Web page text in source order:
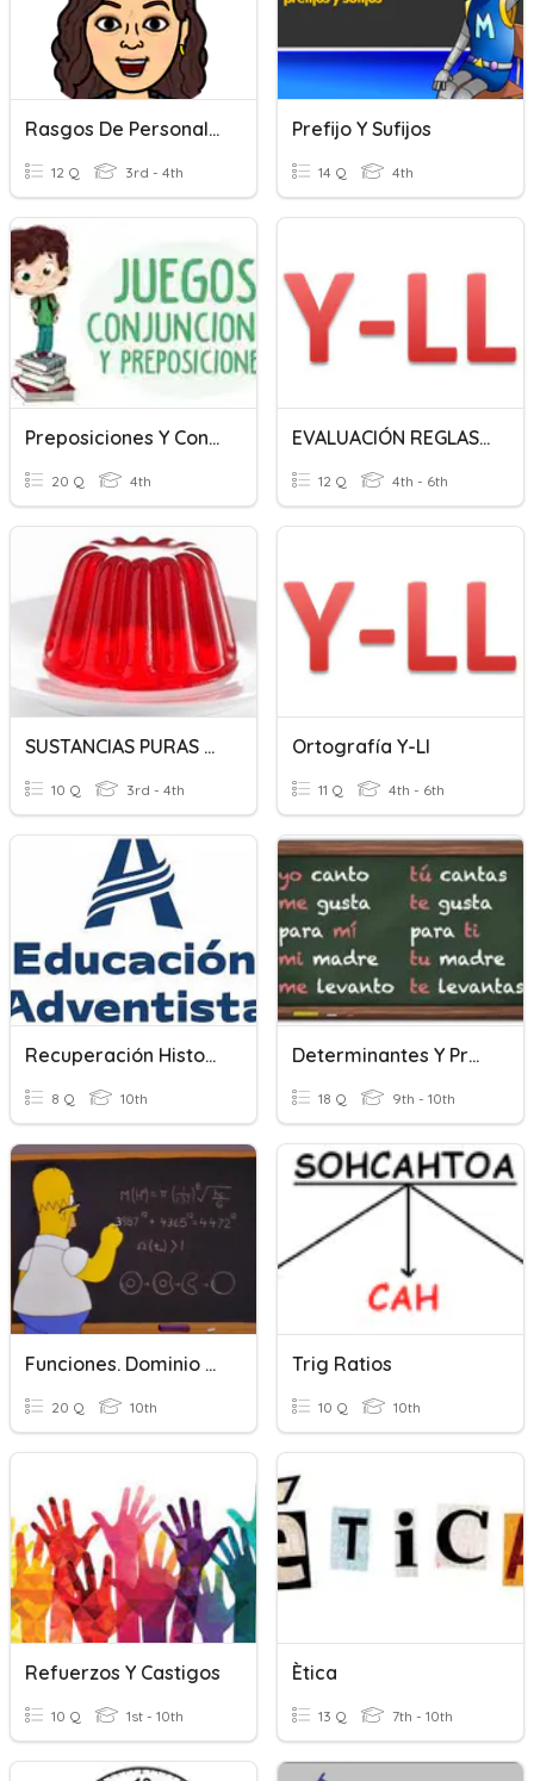
Rasgos De Personalidad
12 Q 3rd - 4th
Prefijo Y Sufijos
14 Q 4th
Preposiciones Y Conjunciones
20 Q 4th
EVALUACIÓN REGLAS DE LA LL Y Y
12 Q 4th - 6th
SUSTANCIAS PURAS Y MEZCLAS
10 Q 3rd - 4th
Ortografía Y-Ll
11 Q 4th - 6th
Recuperación Historia 1ro BGU
8 Q 10th
Determinantes Y Pronombres
18 Q 9th - 10th
Funciones. Dominio Y Recorrido
20 Q 10th
Trig Ratios
10 Q 10th
Refuerzos Y Castigos
10 Q 1st - 10th
Ètica
13 Q 7th - 10th